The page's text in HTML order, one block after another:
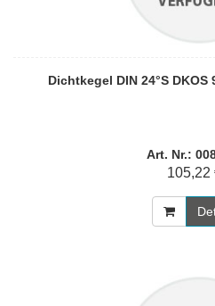
Dichtkegel DIN 24°S DKOS
Art. Nr.:
105,22